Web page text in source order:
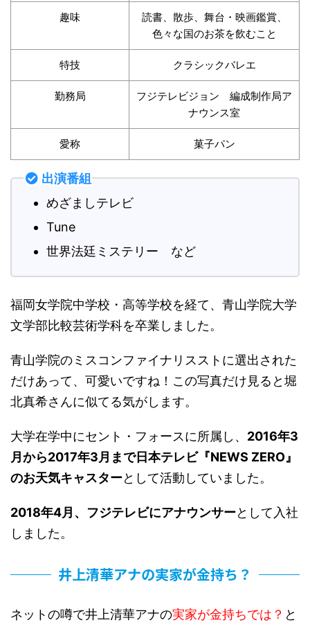
趣味
読書、散歩、舞台・映画鑑賞、
色々な国のお茶を飲むこと
特技 クラシックバレエ
勤務局
フジテレビジョン 編成制作局ア
ナウンス室
愛称 菓子パン
出演番組
めざましテレビ
Tune
世界法廷ミステリー など
福岡女学院中学校・高等学校を経て、青山学院大学
文学部比較芸術学科を卒業しました。
青山学院のミスコンファイナリスストに選出された
だけあって、可愛いですね！この写真だけ見ると堀
北真希さんに似てる気がします。
大学在学中にセント・フォースに所属し、 2016年3
月から2017年3月まで日本テレビ『NEWS ZERO』
のお天気キャスターとして活動していました。
2018年4月、フジテレビにアナウンサーとして入社
しました。
井上清華アナの実家が金持ち？
ネットの噂で井上清華アナの実家が金持ちでは？ と